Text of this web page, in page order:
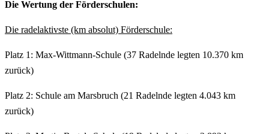
Die Wertung der Förderschulen:
Die radelaktivste (km absolut) Förderschule:
Platz 1: Max-Wittmann-Schule (37 Radelnde legten 10.370 km
zurück)
Platz 2: Schule am Marsbruch (21 Radelnde legten 4.043 km
zurück)